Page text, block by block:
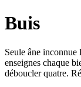
Buis
Seule âne
enseignes chaque
déboucler quatre.